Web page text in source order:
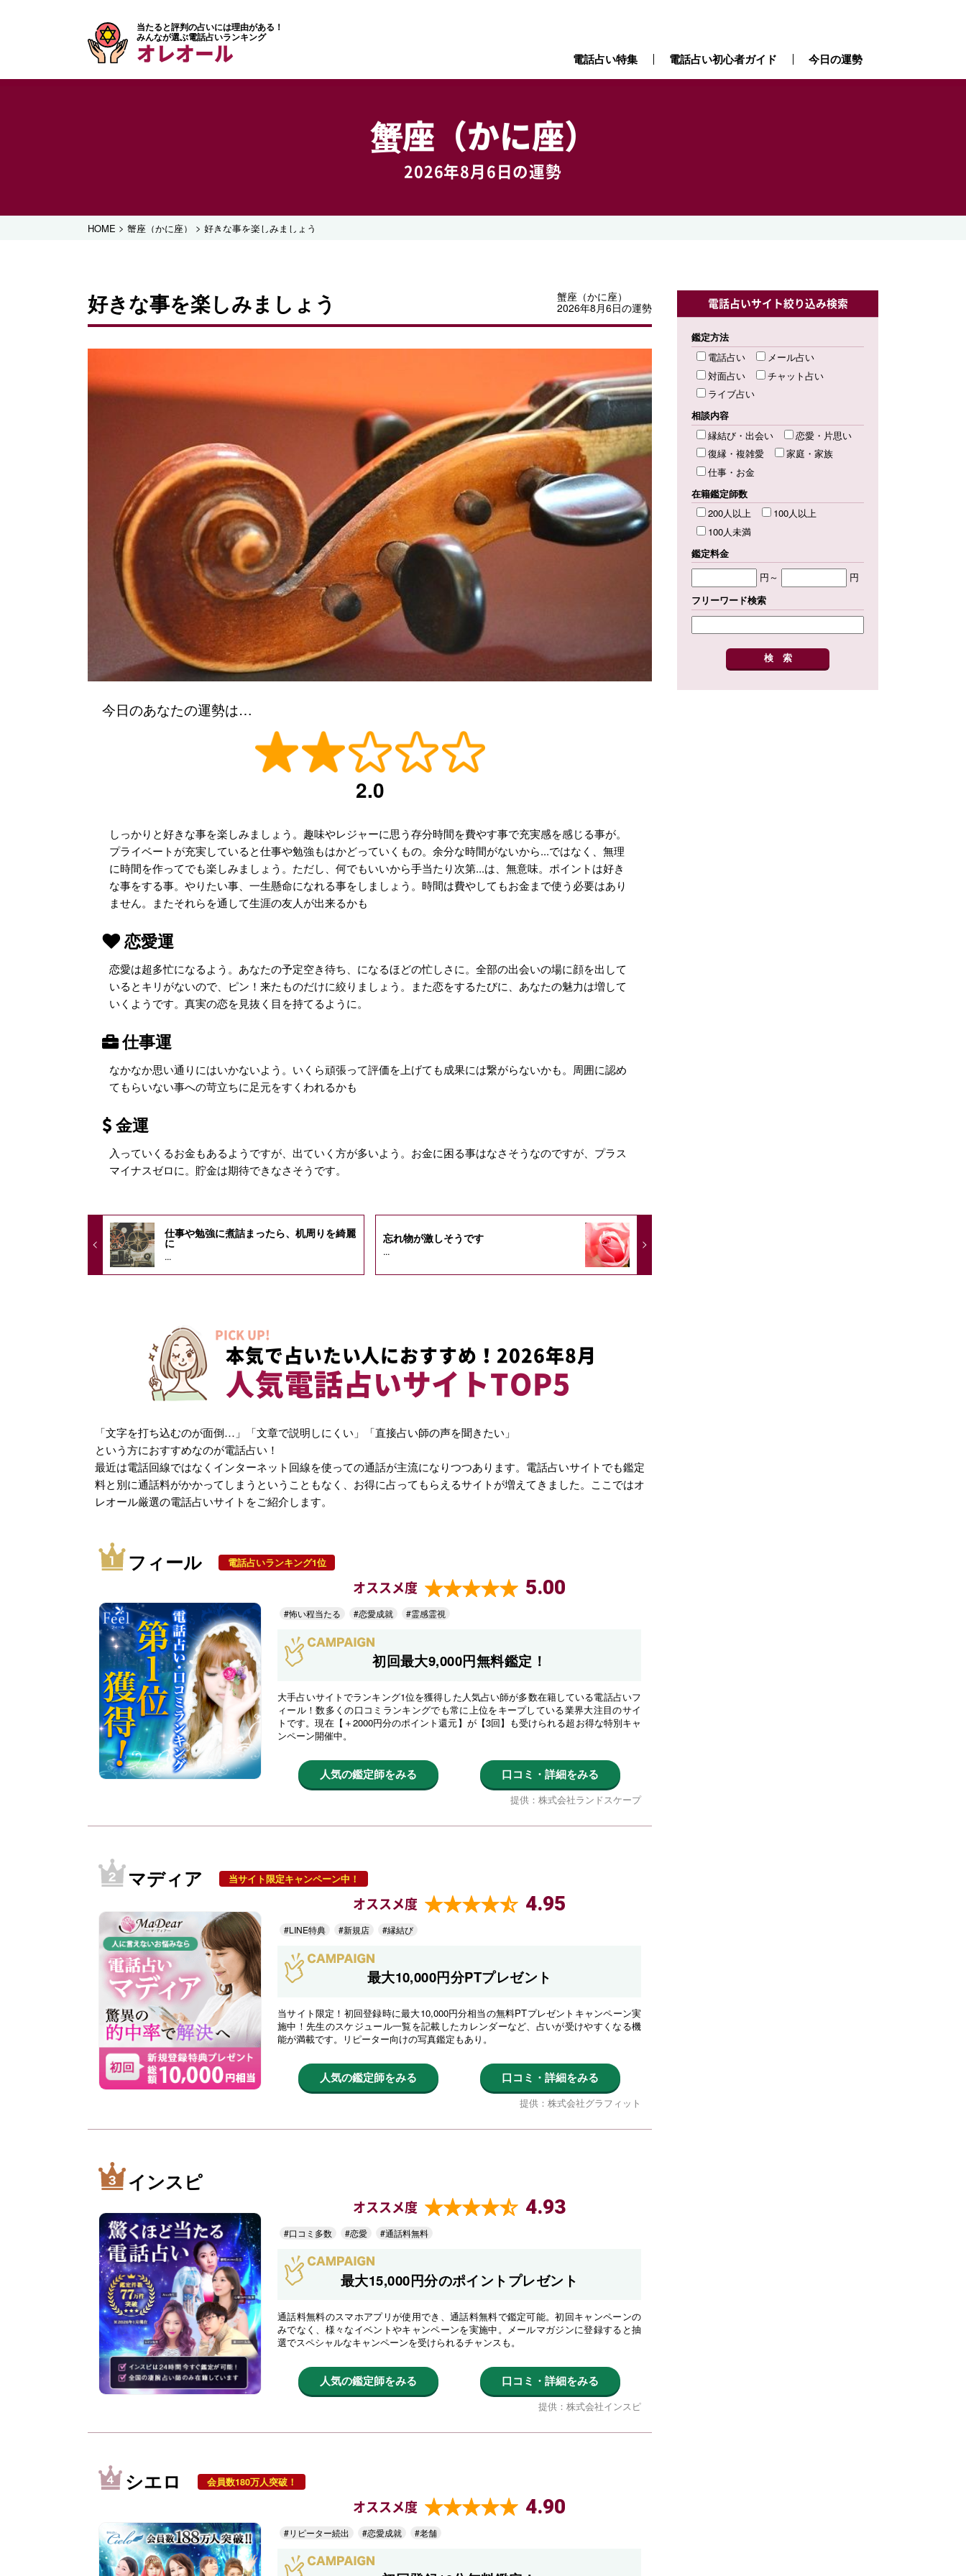
当たると評判の占いには理由がある！
みんなが選ぶ電話占いランキング
オレオール 電話占い特集 電話占い初心者ガイド 今日の運勢
蟹座（かに座）
2026年8月6日の運勢
HOME > 蟹座（かに座） > 好きな事を楽しみましょう
好きな事を楽しみましょう
蟹座（かに座）
2026年8月6日の運勢
今日のあなたの運勢は…
2.0
しっかりと好きな事を楽しみましょう。趣味やレジャーに思う存分時間を費やす事で充実感を感じる事が。
プライベートが充実していると仕事や勉強もはかどっていくもの。余分な時間がないから...ではなく、無理
に時間を作ってでも楽しみましょう。ただし、何でもいいから手当たり次第...は、無意味。ポイントは好き
な事をする事。やりたい事、一生懸命になれる事をしましょう。時間は費やしてもお金まで使う必要はあり
ません。またそれらを通して生涯の友人が出来るかも
恋愛運
恋愛は超多忙になるよう。あなたの予定空き待ち、になるほどの忙しさに。全部の出会いの場に顔を出して
いるとキリがないので、ピン！来たものだけに絞りましょう。また恋をするたびに、あなたの魅力は増して
いくようです。真実の恋を見抜く目を持てるように。
仕事運
なかなか思い通りにはいかないよう。いくら頑張って評価を上げても成果には繋がらないかも。周囲に認め
てもらいない事への苛立ちに足元をすくわれるかも
金運
入っていくるお金もあるようですが、出ていく方が多いよう。お金に困る事はなさそうなのですが、プラス
マイナスゼロに。貯金は期待できなさそうです。
仕事や勉強に煮詰まったら、机周りを綺麗
に
...
忘れ物が激しそうです
...
PICK UP!
本気で占いたい人におすすめ！2026年8月
人気電話占いサイトTOP5
「文字を打ち込むのが面倒…」「文章で説明しにくい」「直接占い師の声を聞きたい」
という方におすすめなのが電話占い！
最近は電話回線ではなくインターネット回線を使っての通話が主流になりつつあります。電話占いサイトでも鑑定
料と別に通話料がかかってしまうということもなく、お得に占ってもらえるサイトが増えてきました。ここではオ
レオール厳選の電話占いサイトをご紹介します。
フィール 電話占いランキング1位
オススメ度 5.00
#怖い程当たる #恋愛成就 #霊感霊視
初回最大9,000円無料鑑定！
大手占いサイトでランキング1位を獲得した人気占い師が多数在籍している電話占いフ
ィール！数多くの口コミランキングでも常に上位をキープしている業界大注目のサイ
トです。現在【＋2000円分のポイント還元】が【3回】も受けられる超お得な特別キャ
ンペーン開催中。
人気の鑑定師をみる 口コミ・詳細をみる
提供：株式会社ランドスケープ
マディア 当サイト限定キャンペーン中！
オススメ度 4.95
#LINE特典 #新規店 #縁結び
最大10,000円分PTプレゼント
当サイト限定！初回登録時に最大10,000円分相当の無料PTプレゼントキャンペーン実
施中！先生のスケジュール一覧を記載したカレンダーなど、占いが受けやすくなる機
能が満載です。リピーター向けの写真鑑定もあり。
人気の鑑定師をみる 口コミ・詳細をみる
提供：株式会社グラフィット
インスピ
オススメ度 4.93
#口コミ多数 #恋愛 #通話料無料
最大15,000円分のポイントプレゼント
通話料無料のスマホアプリが使用でき、通話料無料で鑑定可能。初回キャンペーンの
みでなく、様々なイベントやキャンペーンを実施中。メールマガジンに登録すると抽
選でスペシャルなキャンペーンを受けられるチャンスも。
人気の鑑定師をみる 口コミ・詳細をみる
提供：株式会社インスピ
シエロ 会員数180万人突破！
オススメ度 4.90
#リピーター続出 #恋愛成就 #老舗
電話占いサイト絞り込み検索
鑑定方法
電話占い
メール占い
対面占い
チャット占い
ライブ占い
相談内容
縁結び・出会い
恋愛・片思い
復縁・複雑愛
家庭・家族
仕事・お金
在籍鑑定師数
200人以上
100人以上
100人未満
鑑定料金
円～
円
フリーワード検索